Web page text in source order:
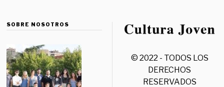
SOBRE NOSOTROS
© 2022 - TODOS LOS
DERECHOS
RESERVADOS